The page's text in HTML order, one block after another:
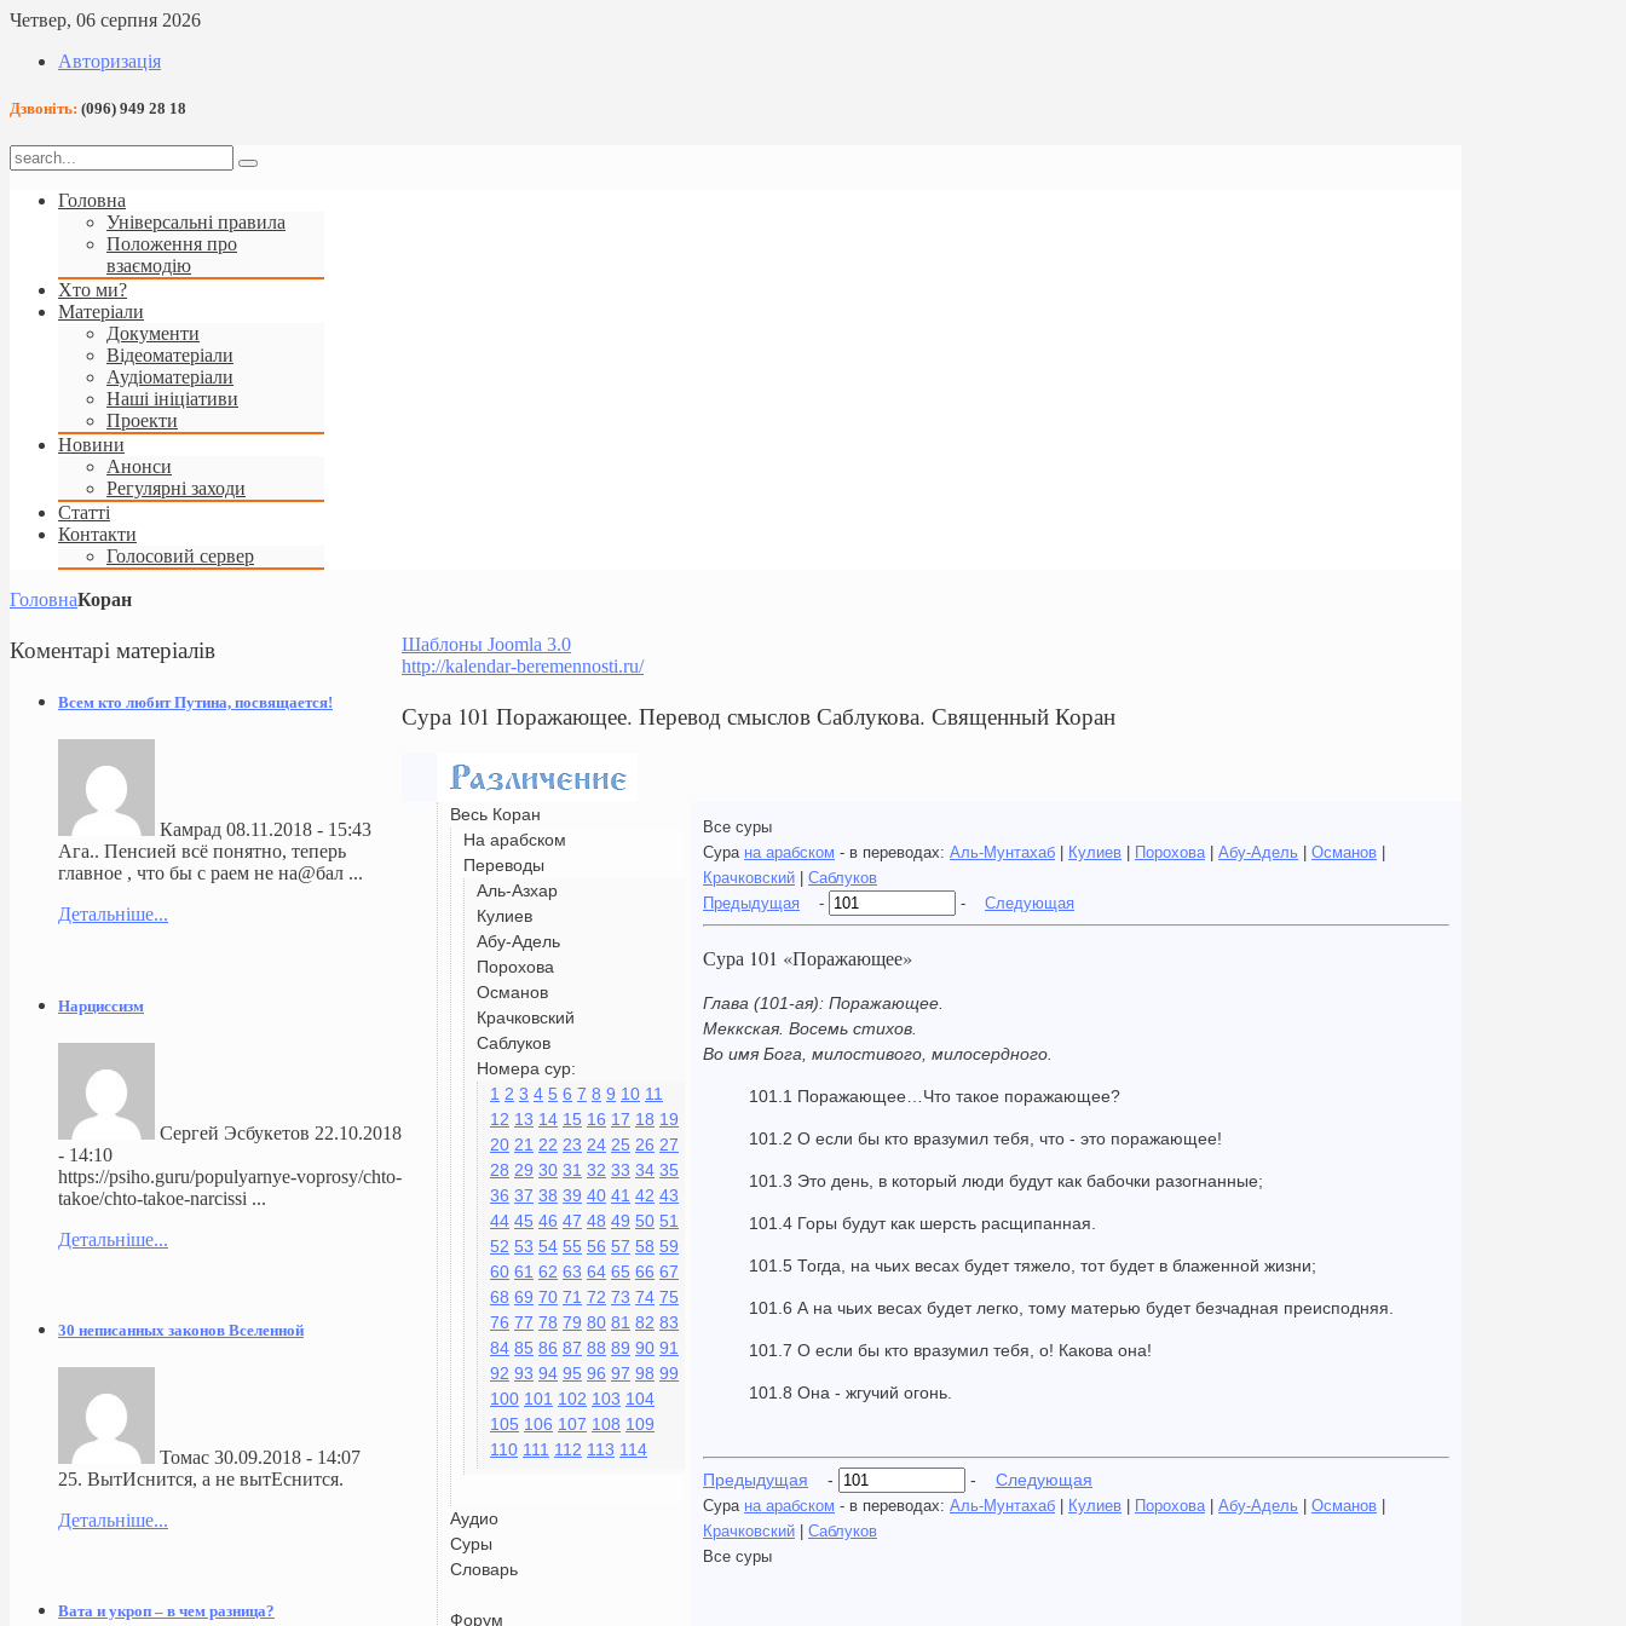
Четвер, 06 серпня 2026
Авторизація
Дзвоніть: (096) 949 28 18
Головна
Універсальні правила
Положення про
взаємодію
Хто ми?
Матеріали
Документи
Відеоматеріали
Аудіоматеріали
Наші ініціативи
Проекти
Новини
Анонси
Регулярні заходи
Статті
Контакти
Голосовий сервер
ГоловнаКоран
Шаблоны Joomla 3.0
http://kalendar-beremennosti.ru/
Сура 101 Поражающее. Перевод смыслов Саблукова. Священный Коран
Весь Коран
На арабском
Переводы
Аль-Азхар
Кулиев
Абу-Адель
Порохова
Османов
Крачковский
Саблуков
Номера сур:
1 2 3 4 5 6 7 8 9 10 11
12 13 14 15 16 17 18 19
20 21 22 23 24 25 26 27
28 29 30 31 32 33 34 35
36 37 38 39 40 41 42 43
44 45 46 47 48 49 50 51
52 53 54 55 56 57 58 59
60 61 62 63 64 65 66 67
68 69 70 71 72 73 74 75
76 77 78 79 80 81 82 83
84 85 86 87 88 89 90 91
92 93 94 95 96 97 98 99
100 101 102 103 104
105 106 107 108 109
110 111 112 113 114
Аудио
Суры
Словарь
Форум
Все суры
Сура на арабском - в переводах: Аль-Мунтахаб | Кулиев | Порохова | Абу-Адель | Османов |
Крачковский | Саблуков
Предыдущая - - Следующая
Сура 101 «Поражающее»
Глава (101-ая): Поражающее.
Меккская. Восемь стихов.
Во имя Бога, милостивого, милосердного.
101.1 Поражающее…Что такое поражающее?
101.2 О если бы кто вразумил тебя, что - это поражающее!
101.3 Это день, в который люди будут как бабочки разогнанные;
101.4 Горы будут как шерсть расщипанная.
101.5 Тогда, на чьих весах будет тяжело, тот будет в блаженной жизни;
101.6 А на чьих весах будет легко, тому матерью будет безчадная преисподняя.
101.7 О если бы кто вразумил тебя, о! Какова она!
101.8 Она - жгучий огонь.
Предыдущая - - Следующая
Сура на арабском - в переводах: Аль-Мунтахаб Кулиев Порохова| Абу-Адель Османов
Крачковский
Саблуков
Все суры
Коментарі матеріалів
Всем кто любит Путина, посвящается!
Камрад 08.11.2018 - 15:43
Ага.. Пенсией всё понятно, теперь
главное , что бы с раем не на@бал ...
Детальніше...
Нарциссизм
Сергей Эсбукетов 22.10.2018
- 14:10
https://psiho.guru/populyarnye-voprosy/chto-
takoe/chto-takoe-narcissi ...
Детальніше...
30 неписанных законов Вселенной
Томас 30.09.2018 - 14:07
25. ВытИснится, а не вытЕснится.
Детальніше...
Вата и укроп – в чем разница?